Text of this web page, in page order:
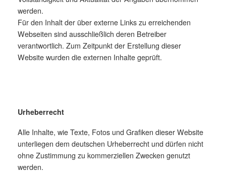
werden.
Für den Inhalt der über externe Links zu erreichenden
Webseiten sind ausschließlich deren Betreiber
verantwortlich. Zum Zeitpunkt der Erstellung dieser
Website wurden die externen Inhalte geprüft.
Urheberrecht
Alle Inhalte, wie Texte, Fotos und Grafiken dieser Website
unterliegen dem deutschen Urheberrecht und dürfen nicht
ohne Zustimmung zu kommerziellen Zwecken genutzt
werden.